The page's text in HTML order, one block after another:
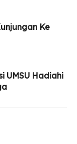
Ke
UMSU Hadiahi